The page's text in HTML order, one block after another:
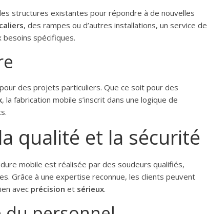
structures existantes pour répondre à de nouvelles
, des rampes ou d’autres installations, un service de
spécifiques.
des projets particuliers. Que ce soit pour des
, la fabrication mobile s’inscrit dans une logique de
qualité et la sécurité
mobile est réalisée par des soudeurs qualifiés,
Grâce à une expertise reconnue, les clients peuvent
avec précision et sérieux.